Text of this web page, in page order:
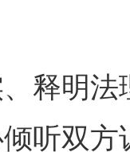
明法
听双